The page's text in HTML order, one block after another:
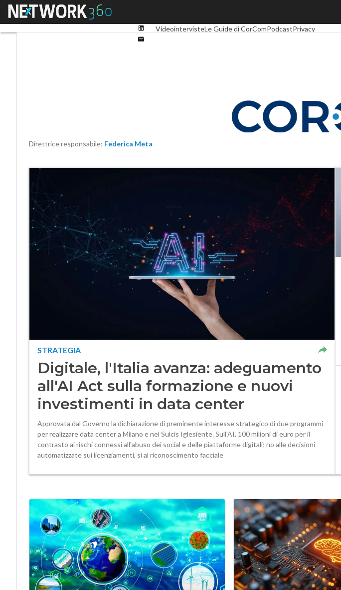
Menu
Linkedin
VideointervisteLe Guide di CorComPodcastPrivacy
Direttrice responsabile: Federica Meta
STRATEGIA
Digitale, l'Italia avanza: adeguamento
all'AI Act sulla formazione e nuovi
investimenti in data center
Approvata dal Governo la dichiarazione di preminente interesse strategico di due programmi
per realizzare data center a Milano e nel Sulcis Iglesiente. Sull'AI, 100 milioni di euro per il
contrasto ai rischi connessi all'abuso dei social e delle piattaforme digitali; no alle decisioni
automatizzate sui licenziamenti, sì al riconoscimento facciale